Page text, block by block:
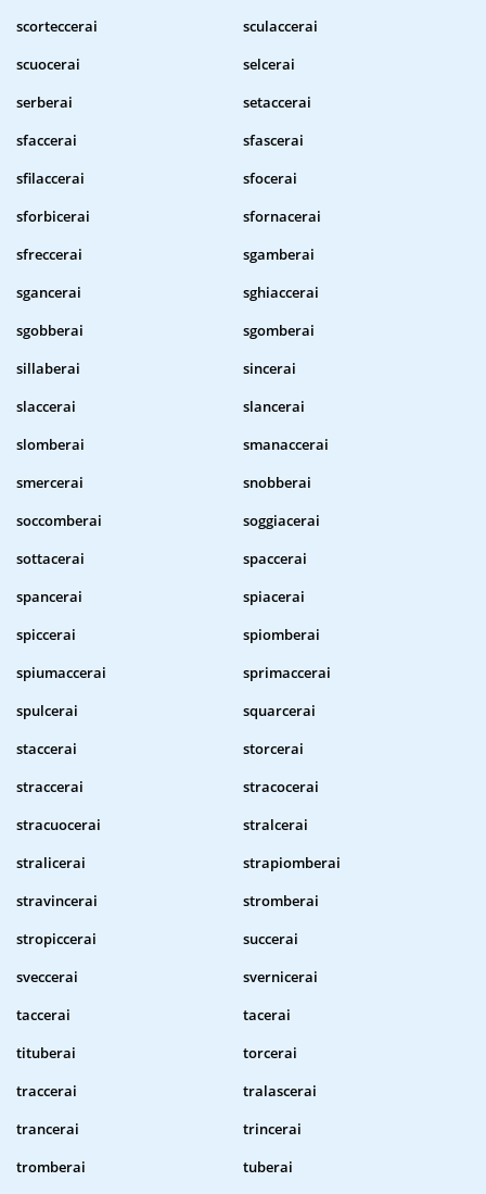
scorteccerai
sculaccerai
scuocerai
selcerai
serberai
setaccerai
sfaccerai
sfascerai
sfilaccerai
sfocerai
sforbicerai
sfornacerai
sfreccerai
sgamberai
sgancerai
sghiaccerai
sgobberai
sgomberai
sillaberai
sincerai
slaccerai
slancerai
slomberai
smanaccerai
smercerai
snobberai
soccomberai
soggiacerai
sottacerai
spaccerai
spancerai
spiacerai
spiccerai
spiomberai
spiumaccerai
sprimaccerai
spulcerai
squarcerai
staccerai
storcerai
straccerai
stracocerai
stracuocerai
stralcerai
stralicerai
strapiomberai
stravincerai
stromberai
stropiccerai
succerai
sveccerai
svernicerai
taccerai
tacerai
tituberai
torcerai
traccerai
tralascerai
trancerai
trincerai
tromberai
tuberai